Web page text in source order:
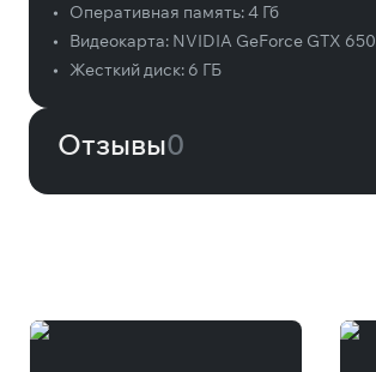
•
Оперативная память:4 Гб
•
Видеокарта: NVIDIA GeForce GTX 650
•
Жесткий диск: 6 ГБ
Отзывы0